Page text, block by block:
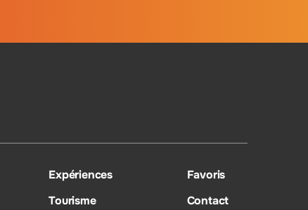
Expériences
Tourisme
Favoris
Contact